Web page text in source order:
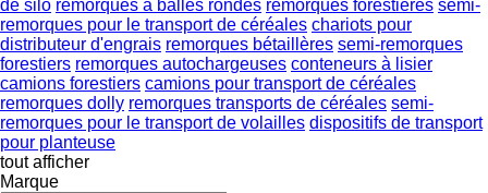
de silo remorques à balles rondes remorques forestières semi-
remorques pour le transport de céréales chariots pour
distributeur d'engrais remorques bétaillères semi-remorques
forestiers remorques autochargeuses conteneurs à lisier
camions forestiers camions pour transport de céréales
remorques dolly remorques transports de céréales semi-
remorques pour le transport de volailles dispositifs de transport
pour planteuse
tout afficher
Marque